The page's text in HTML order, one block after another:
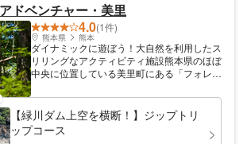
ドベンチャー・美里
4.0(1件)
熊本県 熊本
ダイナミックに遊ぼう！大自然を利用したス
リリングなアクティビティ施設熊本県のほぼ
中央に位置している美里町にある「フォレス
でできるアクティビティを多数ご用意！数あ
るフォレストアドベンチャーの中でも難易度
が高めなので、経験者やスリルを味わいたい
方にオススメです。修学旅行や遠足など団体
【緑川ダム上空を横断！】ジップトリ
ップコース